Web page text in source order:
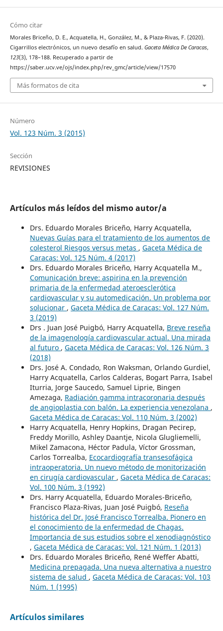
Cómo citar
Morales Briceño, D. E., Acquatella, H., González, M., & Plaza-Rivas, F. (2020).
Cigarrillos electrónicos, un nuevo desafío en salud. Gaceta Médica De Caracas,
123(3), 178–188. Recuperado a partir de
https://saber.ucv.ve/ojs/index.php/rev_gmc/article/view/17570
Más formatos de cita
Número
Vol. 123 Núm. 3 (2015)
Sección
REVISIONES
Artículos más leídos del mismo autor/a
Drs. Eduardo Morales Briceño, Harry Acquatella,
Nuevas Guías para el tratamiento de los aumentos de
colesterol Riesgos versus metas , Gaceta Médica de
Caracas: Vol. 125 Núm. 4 (2017)
Drs. Eduardo Morales Briceño, Harry Acquatella M.,
Comunicación breve: aspirina en la prevención
primaria de la enfermedad ateroesclerótica
cardiovascular y su automedicación. Un problema por
solucionar , Gaceta Médica de Caracas: Vol. 127 Núm.
3 (2019)
Drs . Juan José Puigbó, Harry Acquatella, Breve reseña
de la imagenología cardiovascular actual. Una mirada
al futuro , Gaceta Médica de Caracas: Vol. 126 Núm. 3
(2018)
Drs. José A. Condado, Ron Waksman, Orlando Gurdiel,
Harry Acquatella, Carlos Calderas, Bogart Parra, Isabel
Iturria, Jorge Saucedo, Samuel Liprie, Bingen
Amezaga, Radiación gamma intracoronaria después
de angioplastia con balón. La experiencia venezolana ,
Gaceta Médica de Caracas: Vol. 110 Núm. 3 (2002)
Harry Acquatella, Henry Hopkins, Dragan Pecirep,
Freddy Morillo, Ashley Daantje, Nicola Glugliemelli,
Mikel Zamacona, Héctor Padula, Víctor Grossman,
Carlos Torrealba, Ecocardiografía transesofágica
intraoperatoria. Un nuevo método de monitorización
en cirugía cardiovascular , Gaceta Médica de Caracas:
Vol. 100 Núm. 3 (1992)
Drs. Harry Acquatella, Eduardo Morales-Briceño,
Francisco Plaza-Rivas, Juan José Puigbó, Reseña
histórica del Dr. José Francisco Torrealba. Pionero en
el conocimiento de la enfermedad de Chagas.
Importancia de sus estudios sobre el xenodiagnóstico
, Gaceta Médica de Caracas: Vol. 121 Núm. 1 (2013)
Drs. Eduardo Morales Briceño, René Weffer Abatti,
Medicina prepagada. Una nueva alternativa a nuestro
sistema de salud , Gaceta Médica de Caracas: Vol. 103
Núm. 1 (1995)
Artículos similares